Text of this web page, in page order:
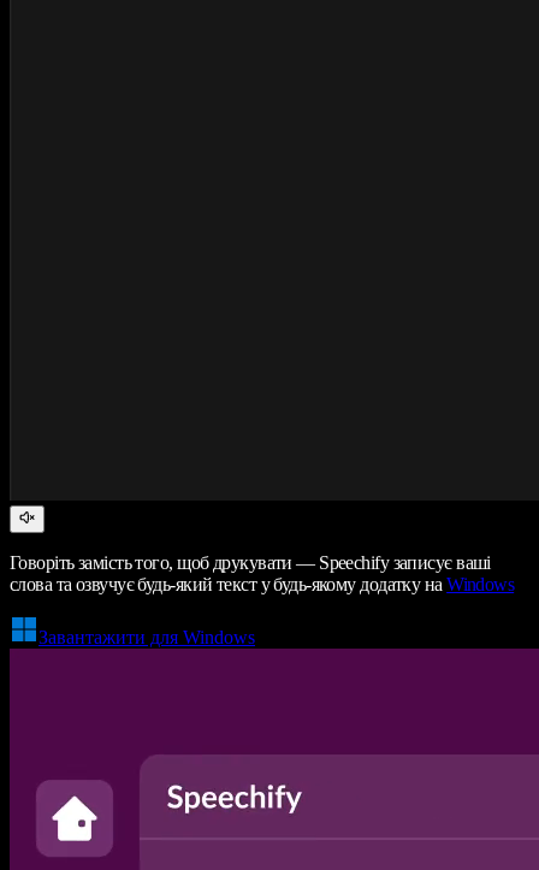
Говоріть замість того, щоб друкувати — Speechify записує ваші
слова та озвучує будь-який текст у будь-якому додатку наWindows
Завантажити для Windows